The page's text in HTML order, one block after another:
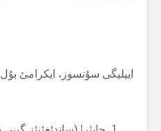
اییلیگی سۇنسوز، ایکرامئ بۇل